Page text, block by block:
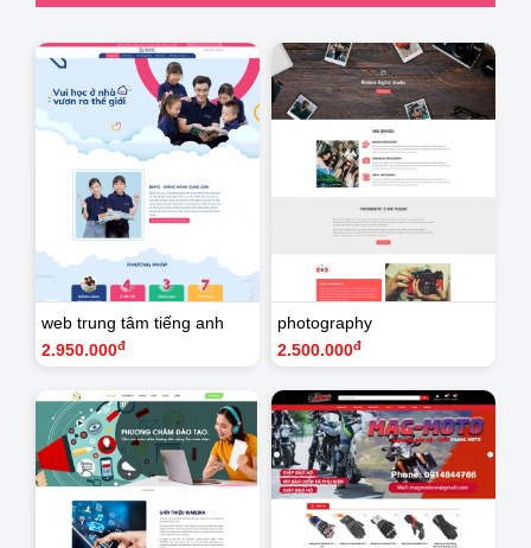
web trung tâm tiếng anh
2.950.000đ
photography
2.500.000đ